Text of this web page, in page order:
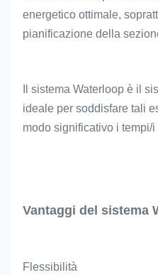
energetico ottimale,
pianificazione della
Il sistema Waterloop è il
ideale per soddisfare tali
modo significativo i tempi/
Vantaggi del sistema
Flessibilità